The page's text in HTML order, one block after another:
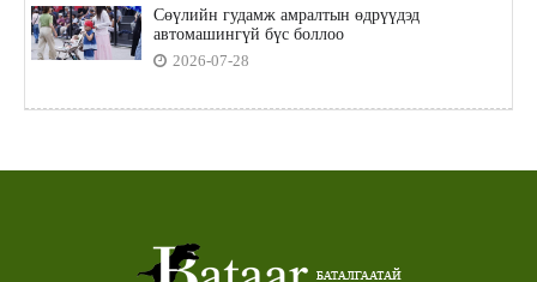
Сөүлийн гудамж амралтын өдрүүдэд
автомашингүй бүс боллоо
2026-07-28